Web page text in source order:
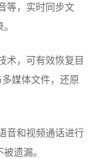
等，实时同步文
术，可有效恢复目
媒体文件，还原
音和视频通话进行
遗漏。